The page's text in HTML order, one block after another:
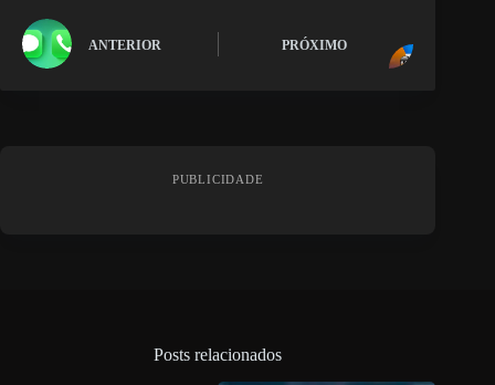
ANTERIOR PRÓXIMO
PUBLICIDADE
Posts relacionados